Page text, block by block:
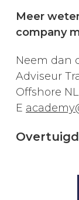
Meer
company
Neem dan
Adviseur
Offshore
E